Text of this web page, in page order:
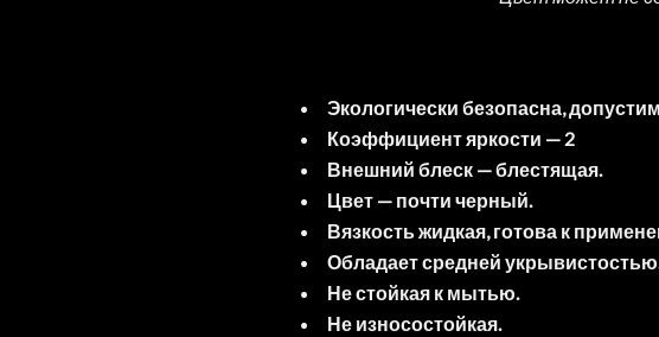
Экологически безопасна,
Коэффициент яркости — 2
Внешний блеск — блестящая.
Цвет — почти черный.
Вязкость жидкая, готова к
Обладает средней
Не стойкая к мытью.
Не износостойкая.